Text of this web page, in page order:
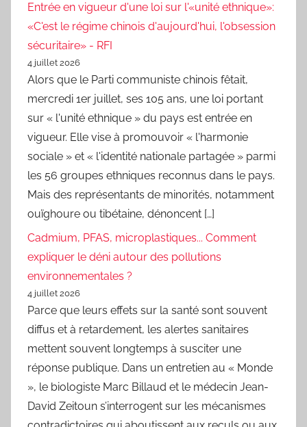
Entrée en vigueur d'une loi sur l'«unité ethnique»:
«C'est le régime chinois d'aujourd'hui, l'obsession
sécuritaire» - RFI
4 juillet 2026
Alors que le Parti communiste chinois fêtait,
mercredi 1er juillet, ses 105 ans, une loi portant
sur « l'unité ethnique » du pays est entrée en
vigueur. Elle vise à promouvoir « l'harmonie
sociale » et « l'identité nationale partagée » parmi
les 56 groupes ethniques reconnus dans le pays.
Mais des représentants de minorités, notamment
ouïghoure ou tibétaine, dénoncent […]
Cadmium, PFAS, microplastiques... Comment
expliquer le déni autour des pollutions
environnementales ?
4 juillet 2026
Parce que leurs effets sur la santé sont souvent
diffus et à retardement, les alertes sanitaires
mettent souvent longtemps à susciter une
réponse publique. Dans un entretien au « Monde
», le biologiste Marc Billaud et le médecin Jean-
David Zeitoun s’interrogent sur les mécanismes